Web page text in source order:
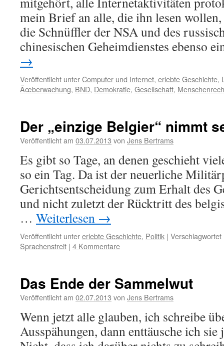
mein Brief an alle, die ihn lesen
die Schnüffler der NSA und des
chinesischen Geheimdienstes ebenso
→
Veröffentlicht unterComputer und Internet, erlebte Geschichte,
Ãœberwachung, BND, Demokratie, Gesellschaft,
Der „einzige Belgier“ nimmt
Veröffentlicht am 03.07.2013 von Jens Bertrams
Es gibt so Tage, an denen geschieht
so ein Tag. Da ist der neuerliche
Gerichtsentscheidung zum Erhalt des
und nicht zuletzt der Rücktritt des
… Weiterlesen →
Veröffentlicht untererlebte Geschichte, Politik | Verschlagwortet
Sprachenstreit | 4 Kommentare
Das Ende der Sammelwut
Veröffentlicht am 02.07.2013 von Jens Bertrams
Wenn jetzt alle glauben, ich schreibe
Ausspähungen, dann enttäusche ich